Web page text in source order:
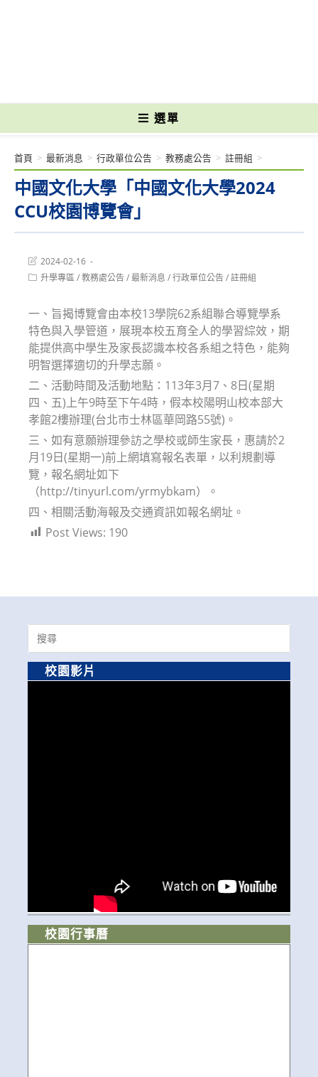
選單
中國文化大學「中國文化大學2024
CCU校園博覽會」
首頁 > 最新消息 > 行政單位公告 > 教務處公告 > 註冊組 >
Post
last
modified:
2024-02-16
Post升學專區/教務處公告/最新消息 /行政單位公告/註冊組
一、旨揭博覽會由本校13學院62系組聯合導覽學系
特色與入學管道，展現本校五育全人的學習綜效，期
能提供高中學生及家長認識本校各系組之特色，能夠
明智選擇適切的升學志願。
二、活動時間及活動地點：113年3月7、8日(星期
四、五)上午9時至下午4時，假本校陽明山校本部大
孝館2樓辦理(台北市士林區華岡路55號)。
三、如有意願辦理參訪之學校或師生家長，惠請於2
月19日(星期一)前上網填寫報名表單，以利規劃導
覽，報名網址如下
（http://tinyurl.com/yrmybkam）。
四、相關活動海報及交通資訊如報名網址。
Post Views: 190
Search
for:
校園影片
校園行事曆